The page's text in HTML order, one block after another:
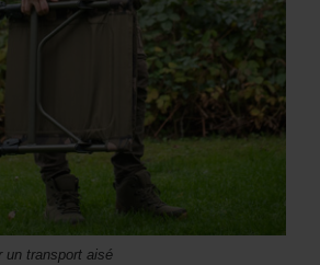
un transport aisé